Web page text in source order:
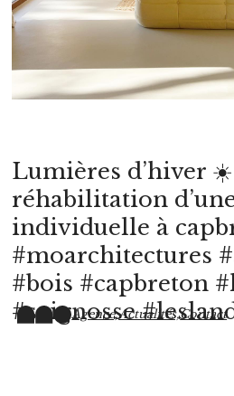
Lumières d’hiver
réhabilitation
individuelle à
#moarchitectures
#bois #capbreton
#seignosse
Agence,Actualités,Contact